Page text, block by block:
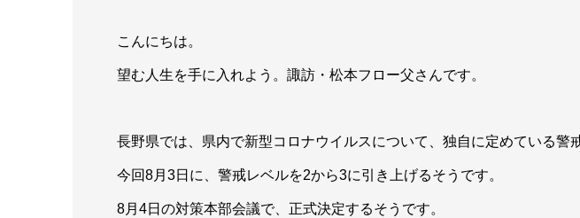
こんにちは。
望む人生を手に入れよう。諏訪・松本フロー父さんです。
長野県では、県内で新型コロナウイルスについて、独自に定めている警
今回8月3日に、警戒レベルを2から3に引き上げるそうです。
8月4日の対策本部会議で、正式決定するそうです。